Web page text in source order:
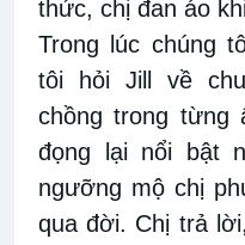
thức, chị đan áo
Trong lúc chúng
tôi hỏi Jill về
chồng trong từng
đọng lại nổi bật
ngưỡng mộ chị
qua đời. Chị trả